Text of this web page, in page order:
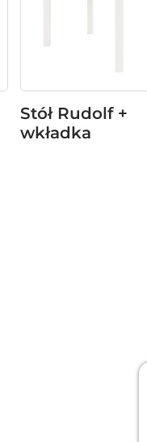
Stół Rudolf +
wkładka